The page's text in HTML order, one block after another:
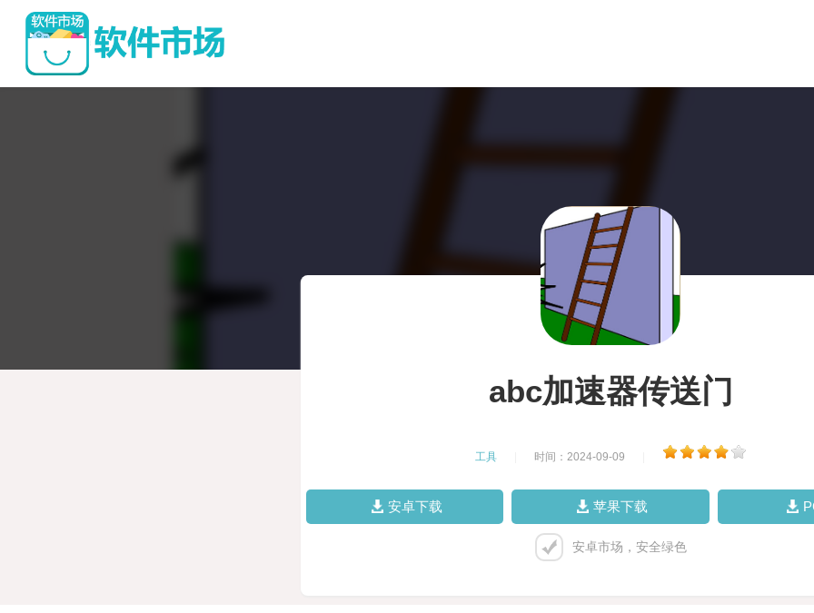
abc加速器传送门
工具 时间：2024-09-09
安卓下载 苹果下载
安卓市场，安全绿色